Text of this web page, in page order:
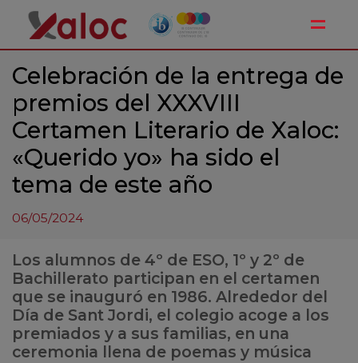
Celebración de la entrega de
premios del XXXVIII
Certamen Literario de Xaloc:
«Querido yo» ha sido el
tema de este año
06/05/2024
Los alumnos de 4º de ESO, 1º y 2º de
Bachillerato participan en el certamen
que se inauguró en 1986. Alrededor del
Día de Sant Jordi, el colegio acoge a los
premiados y a sus familias, en una
ceremonia llena de poemas y música